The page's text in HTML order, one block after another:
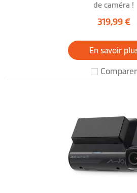
de caméra !
319,99 €
En savoir
Comparer